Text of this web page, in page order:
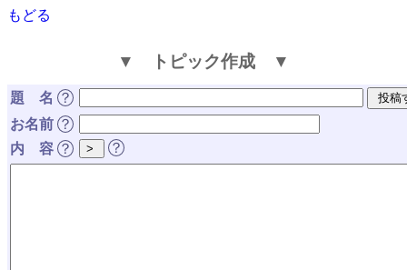
もどる
▼ トピック作成 ▼
題 名 ？
お名前 ？
内 容 ？ ？